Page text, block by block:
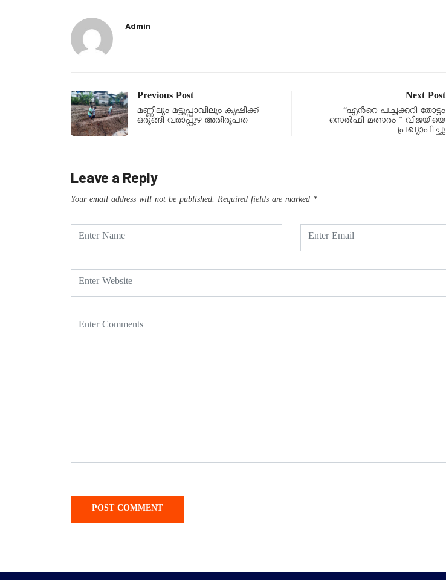
Admin
Previous Post
മണ്ണിലും മട്ടുപ്പാവിലും കൃഷിക്ക്
ഒരുങ്ങി വരാപ്പുഴ അതിരൂപത
Next Post
“എൻറെ പച്ചക്കറി തോട്ടം
സെൽഫി മത്സരം ” വിജയിയെ
പ്രഖ്യാപിച്ചു
Leave a Reply
Your email address will not be published. Required fields are marked *